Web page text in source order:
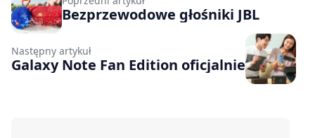
Bezprzewodowe głośniki JBL
Następny artykuł
Galaxy Note Fan Edition oficjalnie